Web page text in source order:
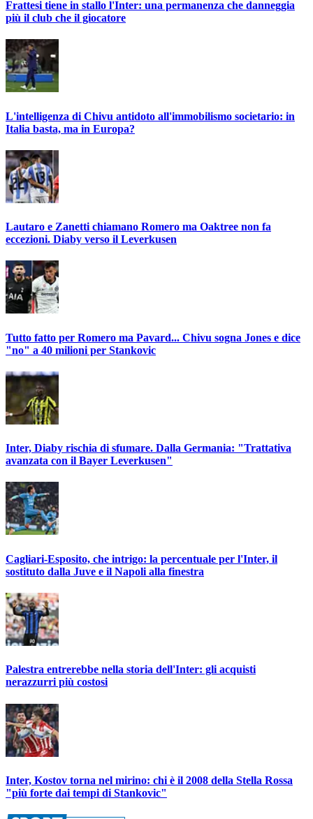
Frattesi tiene in stallo l'Inter: una permanenza che danneggia
più il club che il giocatore
L'intelligenza di Chivu antidoto all'immobilismo societario: in
Italia basta, ma in Europa?
Lautaro e Zanetti chiamano Romero ma Oaktree non fa
eccezioni. Diaby verso il Leverkusen
Tutto fatto per Romero ma Pavard... Chivu sogna Jones e dice
"no" a 40 milioni per Stankovic
Inter, Diaby rischia di sfumare. Dalla Germania: "Trattativa
avanzata con il Bayer Leverkusen"
Cagliari-Esposito, che intrigo: la percentuale per l'Inter, il
sostituto dalla Juve e il Napoli alla finestra
Palestra entrerebbe nella storia dell'Inter: gli acquisti
nerazzurri più costosi
Inter, Kostov torna nel mirino: chi è il 2008 della Stella Rossa
"più forte dai tempi di Stankovic"